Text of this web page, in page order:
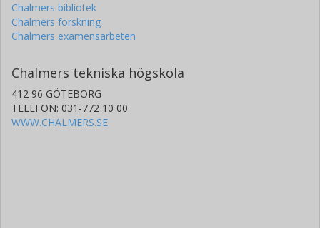
Chalmers bibliotek
Chalmers forskning
Chalmers examensarbeten
Chalmers tekniska högskola
412 96 GÖTEBORG
TELEFON: 031-772 10 00
WWW.CHALMERS.SE